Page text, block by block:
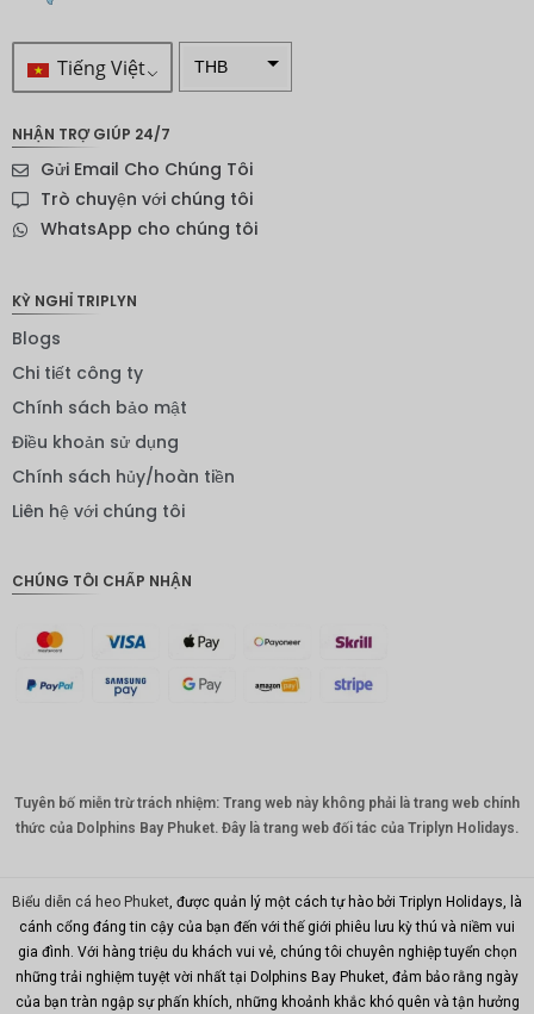
Tiếng Việt THB
Đô la
New
Zealand
IDR
CHF
CAD
Nhân
dân tệ
MYR
PHP
Hồng
NHẬN TRỢ GIÚP 24/7
Gửi Email Cho Chúng Tôi
Trò chuyện với chúng tôi
WhatsApp cho chúng tôi
KỲ NGHỈ TRIPLYN
Blogs
Chi tiết công ty
Chính sách bảo mật
Điều khoản sử dụng
Chính sách hủy/hoàn tiền
Liên hệ với chúng tôi
CHÚNG TÔI CHẤP NHẬN
Tuyên bố miễn trừ trách nhiệm: Trang web này không phải là trang web chính
thức của Dolphins Bay Phuket. Đây là trang web đối tác của Triplyn Holidays.
Biểu diễn cá heo Phuket , được quản lý một cách tự hào bởi Triplyn Holidays, là
cánh cổng đáng tin cậy của bạn đến với thế giới phiêu lưu kỳ thú và niềm vui
gia đình. Với hàng triệu du khách vui vẻ, chúng tôi chuyên nghiệp tuyển chọn
những trải nghiệm tuyệt vời nhất tại Dolphins Bay Phuket, đảm bảo rằng ngày
của bạn tràn ngập sự phấn khích, những khoảnh khắc khó quên và tận hưởng